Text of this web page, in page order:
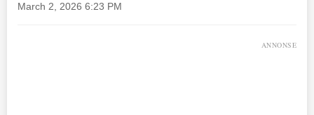
March 2, 2026 6:23 PM
ANNONSE